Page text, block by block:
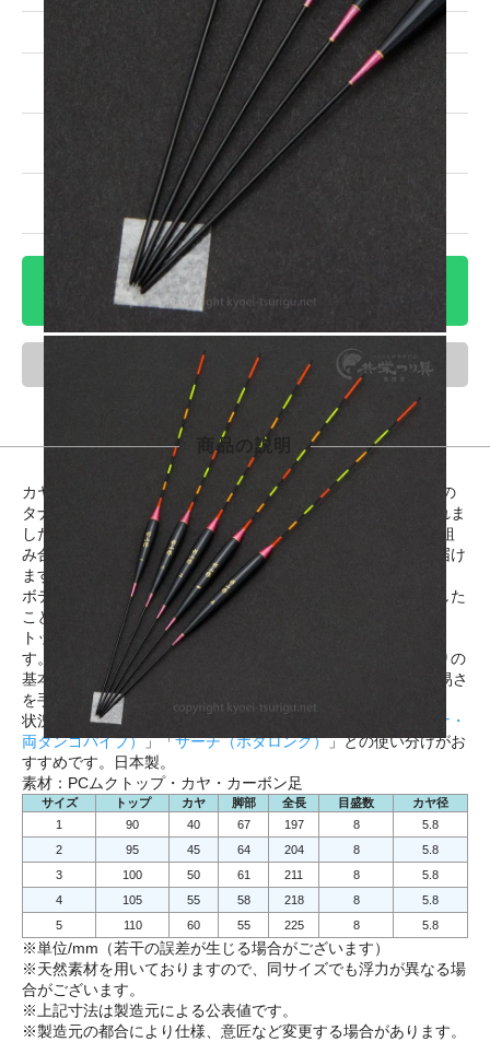
7,150円(税込)
7,150円(税込)
売切れ中
7,150円(税込)
残り1本！
7,150円(税込)
売切れ中
カートに入れる
ほしい物リスト
商品の説明
カヤボディトーナメントシリーズ「サーチ・PCムク」。ヘラの
タナを安定させアタリを持続させることを目的として開発されま
した。直径5.8mmのやや太めのボディと0.8mmカーボン足の組
み合わせでスムーズに立ち上がり、バラケをタナまで自然に届け
ます。
ボディサイズが大きくなるにつれて足を短くするデザインにした
ことで、タナをより安定させることができます。
トップは外径0.8mmのPCムク（ストレート）を装着していま
す。ストレートのトップを採用することで、近年のセット釣りの
基本となるトップ先端2～3目盛りによる抜きや持たせのやり易さ
を手助けします。
状況に合わせて「
サーチ（浅ダナ・
両ダンゴパイプ）」「サーチ（ホタロング）」との使い分けがお
すすめです。日本製。
素材：PCムクトップ・カヤ・カーボン足
サイズ トップ カヤ 脚部 全長 目盛数
カヤ径
1
90 40 67 197 8
5.8
2
95 45 64 204 8
5.8
3
100 50 61 211 8
5.8
4
105 55 58 218 8
5.8
5
110 60 55 225 8 5.8
※単位/mm（若干の誤差が生じる場合がございます）
※天然素材を用いておりますので、同サイズでも浮力が異なる場
合がございます。
※上記寸法は製造元による公表値です。
※製造元の都合により仕様、意匠など変更する場合があります。